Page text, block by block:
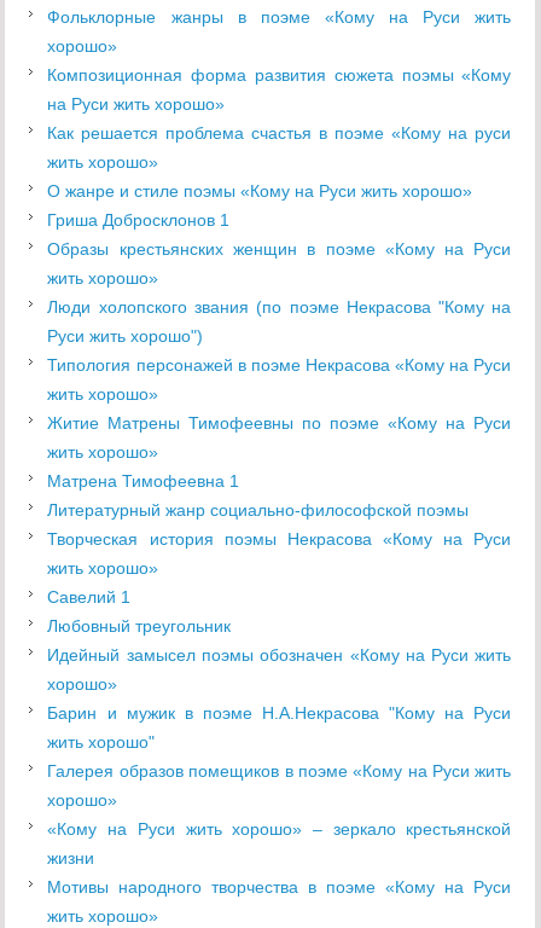
Фольклорные жанры в поэме «Кому на Руси жить
хорошо»
Композиционная форма развития сюжета поэмы «Кому
на Руси жить хорошо»
Как решается проблема счастья в поэме «Кому на руси
жить хорошо»
О жанре и стиле поэмы «Кому на Руси жить хорошо»
Гриша Добросклонов 1
Образы крестьянских женщин в поэме «Кому на Руси
жить хорошо»
Люди холопского звания (по поэме Некрасова "Кому на
Руси жить хорошо")
Типология персонажей в поэме Некрасова «Кому на Руси
жить хорошо»
Житие Матрены Тимофеевны по поэме «Кому на Руcи
жить хорошо»
Матрена Тимофеевна 1
Литературный жанр социально-философской поэмы
Творческая история поэмы Некрасова «Кому на Руси
жить хорошо»
Савелий 1
Любовный треугольник
Идейный замысел поэмы обозначен «Кому на Руси жить
хорошо»
Барин и мужик в поэме Н.А.Некрасова "Кому на Руси
жить хорошо"
Галерея образов помещиков в поэме «Кому на Руси жить
хорошо»
«Кому на Руси жить хорошо» – зеркало крестьянской
жизни
Мотивы народного творчества в поэме «Кому на Руси
жить хорошо»